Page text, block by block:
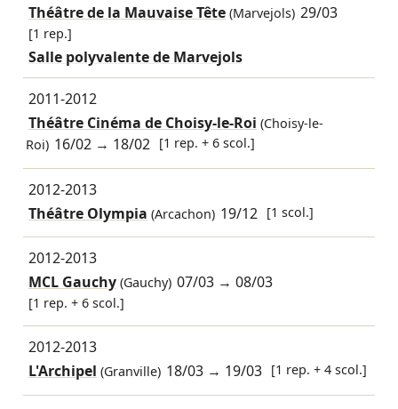
Théâtre de la Mauvaise Tête(Marvejols) 29/03
[1 rep.]
Salle polyvalente de Marvejols
2011-2012
Théâtre Cinéma de Choisy-le-Roi (Choisy-le-
Roi) 16/02 → 18/02 [1 rep. + 6 scol.]
2012-2013
Théâtre Olympia (Arcachon) 19/12 [1 scol.]
2012-2013
MCL Gauchy(Gauchy) 07/03 →08/03
[1 rep. + 6 scol.]
2012-2013
L'Archipel (Granville) 18/03 → 19/03 [1 rep. + 4 scol.]